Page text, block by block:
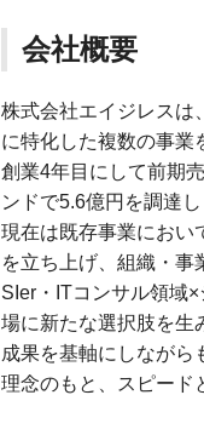
会社概要
株式会社エイジレスは
に特化した複数の事業
創業4年目にして前期
ンドで5.6億円を調達
現在は既存事業におい
を立ち上げ、組織・事
SIer・ITコンサル領域
場に新たな選択肢を生
成果を基軸にしなが
理念のもと、スピード